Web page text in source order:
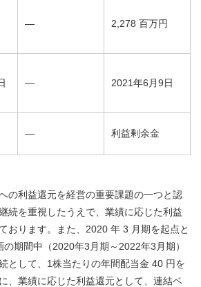
― 2,278 百万円
― 2021年6月9日
― 利益剰余金
の利益還元を経営の重要課題の一つと認
続を重視したうえで、業績に応じた利益
おります。また、2020 年 3 月期を起点と
期間中（2020年3月期～2022年3月期）
として、1株当たりの年間配当金 40 円を
、業績に応じた利益還元として、連結ベ